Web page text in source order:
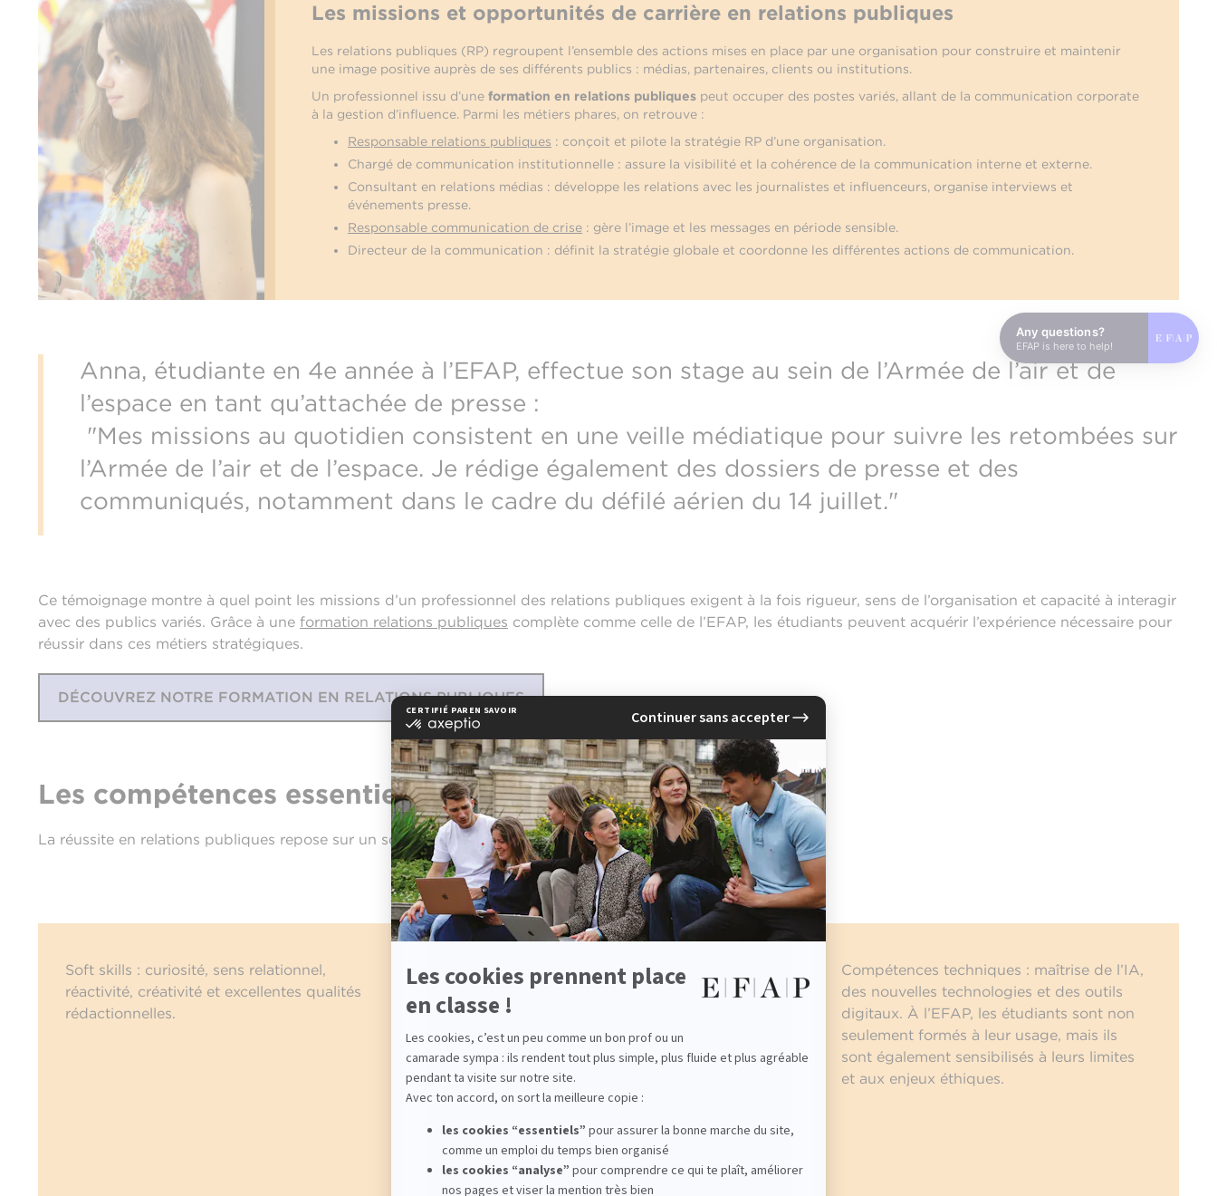
Les missions et opportunités de carrière en relations publiques
Les relations publiques (RP) regroupent l’ensemble des actions mises en place par une organisation pour construire et maintenir
une image positive auprès de ses différents publics : médias, partenaires, clients ou institutions.
Un professionnel issu d’une formation en relations publiques peut occuper des postes variés, allant de la communication corporate
à la gestion d’influence. Parmi les métiers phares, on retrouve :
Responsable relations publiques : conçoit et pilote la stratégie RP d’une organisation.
Chargé de communication institutionnelle : assure la visibilité et la cohérence de la communication interne et externe.
Consultant en relations médias : développe les relations avec les journalistes et influenceurs, organise interviews et
événements presse.
Responsable communication de crise : gère l’image et les messages en période sensible.
Directeur de la communication : définit la stratégie globale et coordonne les différentes actions de communication.
Anna, étudiante en 4e année à l’EFAP, effectue son stage au sein de l’Armée de l’air et de
l’espace en tant qu’attachée de presse :
"Mes missions au quotidien consistent en une veille médiatique pour suivre les retombées sur
l’Armée de l’air et de l’espace. Je rédige également des dossiers de presse et des
communiqués, notamment dans le cadre du défilé aérien du 14 juillet."
Ce témoignage montre à quel point les missions d’un professionnel des relations publiques exigent à la fois rigueur, sens de l’organisation et capacité à interagir
avec des publics variés. Grâce à une formation relations publiques complète comme celle de l’EFAP, les étudiants peuvent acquérir l’expérience nécessaire pour
réussir dans ces métiers stratégiques.
DÉCOUVREZ NOTRE FORMATION EN RELATIONS PUBLIQUES
Les compétences essentielles
La réussite en relations publiques repose sur un socle de compétences diversifiées :
Soft skills : curiosité, sens relationnel,
réactivité, créativité et excellentes qualités
rédactionnelles.
Compétences linguistiques : la maîtrise de
l’anglais est indispensable pour collaborer
avec des médias et partenaires
internationaux. Certaines écoles de
communication, comme l’EFAP, offrent
l’opportunité d’effectuer un stage ou un
semestre à l’étranger, renforçant ainsi leurs
compétences linguistiques et
interculturelles.
Compétences techniques : maîtrise de l’IA,
des nouvelles technologies et des outils
digitaux. À l’EFAP, les étudiants sont non
seulement formés à leur usage, mais ils
sont également sensibilisés à leurs limites
et aux enjeux éthiques.
Any questions?
EFAP is here to help!